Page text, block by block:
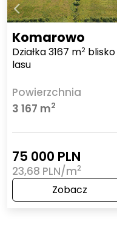
Komarowo
Działka 3167 m2blisko
lasu
Powierzchnia
3 167 m2
75 000 PLN
23,68 PLN/m2
Zobacz